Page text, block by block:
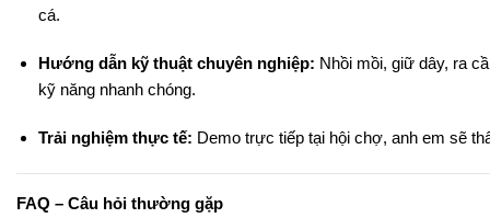
cá.
Hướng dẫn kỹ thuật chuyên nghiệp: Nhồi mồi, giữ dây, ra
kỹ năng nhanh chóng.
Trải nghiệm thực tế: Demo trực tiếp tại hội chợ, anh em sẽ
FAQ – Câu hỏi thường gặp